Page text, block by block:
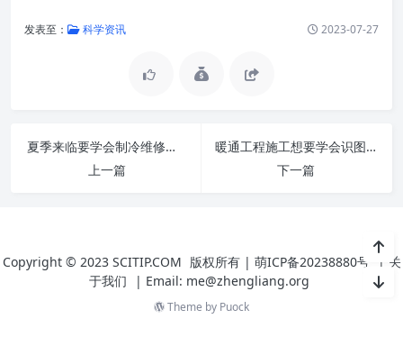
发表至： 科学资讯 2023-07-27
夏季来临要学会制冷维修，这些故障必须要会处理!
上一篇
暖通工程施工想要学会识图，这些识图方法要学会
下一篇
Copyright © 2023 SCITIP.COM 版权所有 | 萌ICP备20238880号 | 关
于我们
| Email: me@zhengliang.org
Theme by Puock